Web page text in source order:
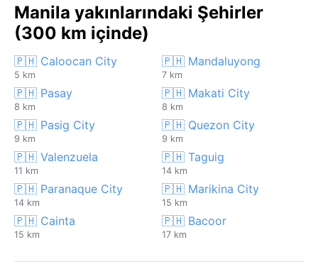
Manila yakınlarındaki Şehirler
(300 km içinde)
🇵🇭 Caloocan City
5 km
🇵🇭 Mandaluyong
7 km
🇵🇭 Pasay
8 km
🇵🇭 Makati City
8 km
🇵🇭 Pasig City
9 km
🇵🇭 Quezon City
9 km
🇵🇭 Valenzuela
11 km
🇵🇭 Taguig
14 km
🇵🇭 Paranaque City
14 km
🇵🇭 Marikina City
15 km
🇵🇭 Cainta
15 km
🇵🇭 Bacoor
17 km